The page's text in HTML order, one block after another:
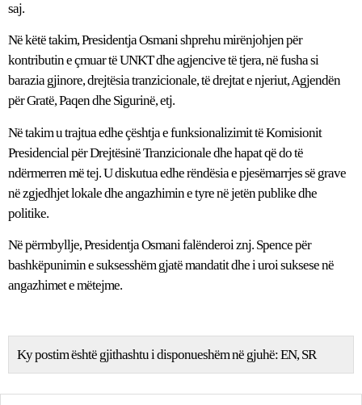
saj.
Në këtë takim, Presidentja Osmani shprehu mirënjohjen për
kontributin e çmuar të UNKT dhe agjencive të tjera, në fusha si
barazia gjinore, drejtësia tranzicionale, të drejtat e njeriut, Agjendën
për Gratë, Paqen dhe Sigurinë, etj.
Në takim u trajtua edhe çështja e funksionalizimit të Komisionit
Presidencial për Drejtësinë Tranzicionale dhe hapat që do të
ndërmerren më tej. U diskutua edhe rëndësia e pjesëmarrjes së grave
në zgjedhjet lokale dhe angazhimin e tyre në jetën publike dhe
politike.
Në përmbyllje, Presidentja Osmani falënderoi znj. Spence për
bashkëpunimin e suksesshëm gjatë mandatit dhe i uroi suksese në
angazhimet e mëtejme.
Ky postim është gjithashtu i disponueshëm në gjuhë:EN SR